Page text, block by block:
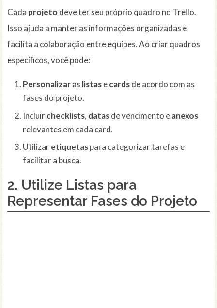
Cada projeto deve ter seu próprio quadro no Trello.
Isso ajuda a manter as informações organizadas e
facilita a colaboração entre equipes. Ao criar quadros
específicos, você pode:
Personalizaras listasecardsde acordo com as
fases do projeto.
Incluirchecklists, datasde vencimento eanexos
relevantes em cada card.
Utilizaretiquetaspara categorizar tarefas e
facilitar a busca.
2. Utilize Listas para
Representar Fases do Projeto